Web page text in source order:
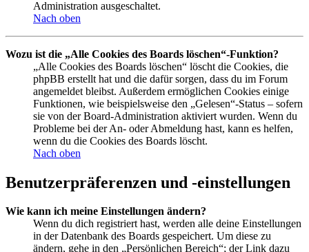
Administration ausgeschaltet.
Nach oben
Wozu ist die „Alle Cookies des Boards löschen“-Funktion?
„Alle Cookies des Boards löschen“ löscht die Cookies, die
phpBB erstellt hat und die dafür sorgen, dass du im Forum
angemeldet bleibst. Außerdem ermöglichen Cookies einige
Funktionen, wie beispielsweise den „Gelesen“-Status – sofern
sie von der Board-Administration aktiviert wurden. Wenn du
Probleme bei der An- oder Abmeldung hast, kann es helfen,
wenn du die Cookies des Boards löscht.
Nach oben
Benutzerpräferenzen und -einstellungen
Wie kann ich meine Einstellungen ändern?
Wenn du dich registriert hast, werden alle deine Einstellungen
in der Datenbank des Boards gespeichert. Um diese zu
ändern, gehe in den „Persönlichen Bereich“; der Link dazu